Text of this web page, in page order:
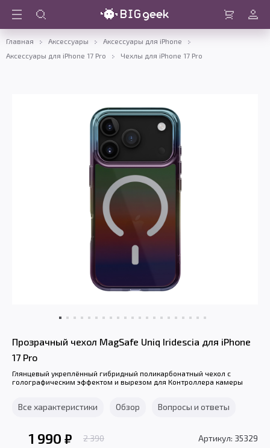
Войти
Главная Аксессуары
Аксессуары для iPhone
Аксессуары для iPhone 17 Pro
Чехлы для iPhone 17 Pro
Прозрачный чехол MagSafe Uniq Iridescia для iPhone
17 Pro
Глянцевый укреплённый гибридный поликарбонатный чехол с
голографическим эффектом и вырезом для Контроллера камеры
Все характеристики Обзор Вопросы и ответы
1 990 ₽ 2 390 Артикул: 35329